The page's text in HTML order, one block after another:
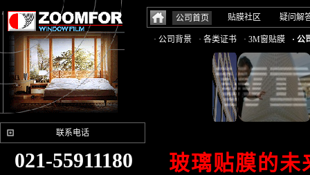
公司首页 贴膜社区 疑问解
· 公司背景 · 各类证书 · 3M窗贴膜 · 公
联系电话
021-55911180
玻璃贴膜的未